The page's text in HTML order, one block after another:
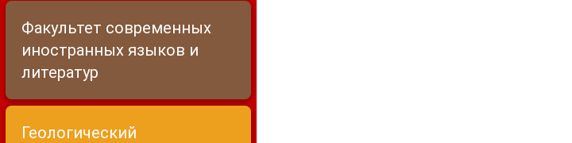
Факультет современных
иностранных языков и
литератур
Геологический